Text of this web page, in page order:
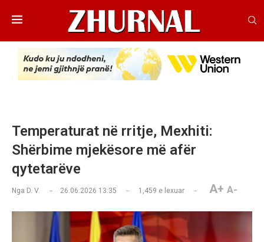
Temperaturat në rritje, Mexhiti:
Shërbime mjekësore më afër
qytetarëve
Nga D. V. 26.06.2026 13:35 1,459 e lexuar A+ A-